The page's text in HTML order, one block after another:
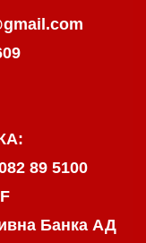
89 5100
Банка АД